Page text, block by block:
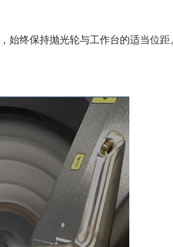
终保持抛光轮与工作台的适当位距。